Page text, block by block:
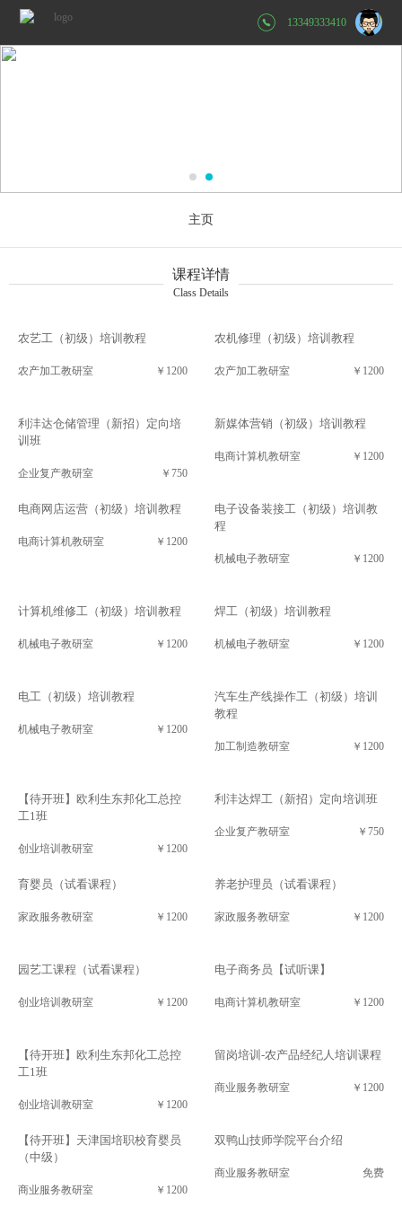
13349333410
主页
课程详情
Class Details
农艺工（初级）培训教程
农产加工教研室 ￥1200
农机修理（初级）培训教程
农产加工教研室 ￥1200
利沣达仓储管理（新招）定向培
训班
企业复产教研室 ￥750
新媒体营销（初级）培训教程
电商计算机教研室 ￥1200
电商网店运营（初级）培训教程
电商计算机教研室 ￥1200
电子设备装接工（初级）培训教
程
机械电子教研室 ￥1200
计算机维修工（初级）培训教程
机械电子教研室 ￥1200
焊工（初级）培训教程
机械电子教研室 ￥1200
电工（初级）培训教程
机械电子教研室 ￥1200
汽车生产线操作工（初级）培训
教程
加工制造教研室 ￥1200
【待开班】欧利生东邦化工总控
工1班
创业培训教研室 ￥1200
利沣达焊工（新招）定向培训班
企业复产教研室 ￥750
育婴员（试看课程）
家政服务教研室 ￥1200
养老护理员（试看课程）
家政服务教研室 ￥1200
园艺工课程（试看课程）
创业培训教研室 ￥1200
电子商务员【试听课】
电商计算机教研室 ￥1200
【待开班】欧利生东邦化工总控
工1班
创业培训教研室 ￥1200
留岗培训-农产品经纪人培训课程
商业服务教研室 ￥1200
【待开班】天津国培职校育婴员
（中级）
商业服务教研室 ￥1200
双鸭山技师学院平台介绍
商业服务教研室 免费